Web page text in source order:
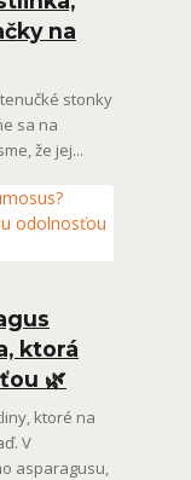
na
stonky
sa na
že jej...
ktorá
🌿
ktoré na
V
asparagusu,